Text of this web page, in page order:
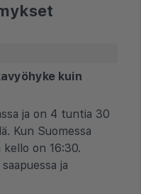
kuin
ja on 4 tuntia 30
Kun Suomessa
kello on 16:30.
ja